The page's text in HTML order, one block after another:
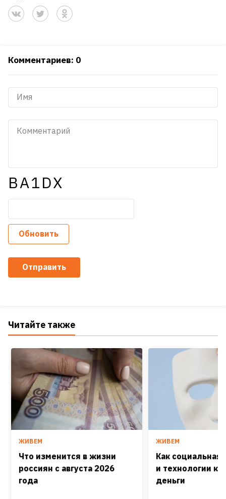
Комментариев: 0
BA1DX
Обновить
Отправить
Читайте также
ЖИВЕМ
Что изменится в жизни
россиян с августа 2026
года
ЖИВЕМ
Как
и технологии
деньги